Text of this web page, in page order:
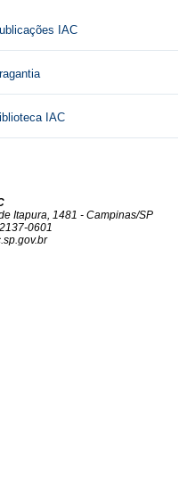
IAC
IAC
Itapura, 1481 - Campinas/SP
0601